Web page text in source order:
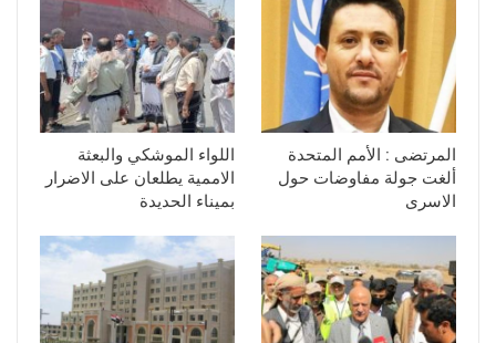
المرتضى : الأمم المتحدة
ألغت جولة مفاوضات حول
الاسرى
اللواء الموشكي والبعثة
الاممية يطلعان على الاضرار
بميناء الحديدة